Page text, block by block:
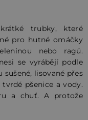
trubky, které
pro hutné omáčky
nebo ragú.
se vyrábějí podle
lisované přes
pšenice a vody.
a chuť. A protože